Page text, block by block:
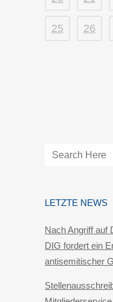
25 26
LETZTE NEWS
Nach Angriff auf
DIG fordert ein
antisemitischer